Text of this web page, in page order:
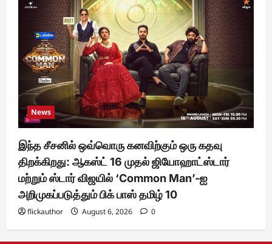
News
இந்த சீசனில் ஒவ்வொரு கனவிற்கும் ஒரு கதவு
திறக்கிறது: ஆகஸ்ட் 16 முதல் ஜியோஹாட்ஸ்டார்
மற்றும் ஸ்டார் விஜயில் ‘Common Man’-ஐ
அறிமுகப்படுத்தும் பிக் பாஸ் தமிழ் 10
flickauthor August 6, 2026 0